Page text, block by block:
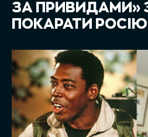
ЗА ПРИВИДАМИ»
ПОКАРАТИ